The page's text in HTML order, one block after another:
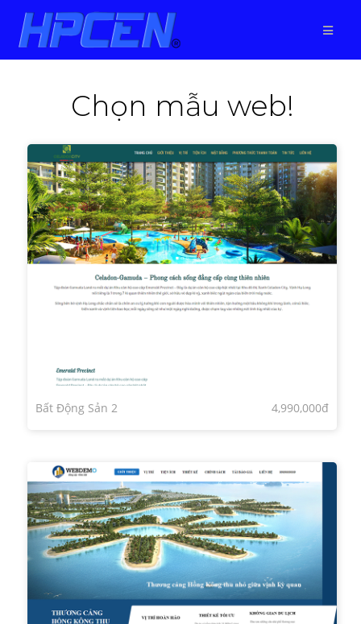
Chọn mẫu web!
Bất Động Sản 2 4,990,000đ